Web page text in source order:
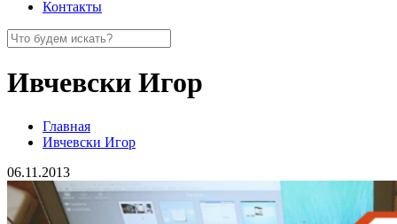
Контакты
Ивчевски Игор
Главная
Ивчевски Игор
06.11.2013